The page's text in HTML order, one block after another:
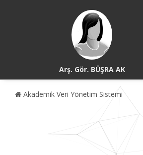
Arş. Gör. BÜŞRA AK
Akademik Veri Yönetim Sistemi